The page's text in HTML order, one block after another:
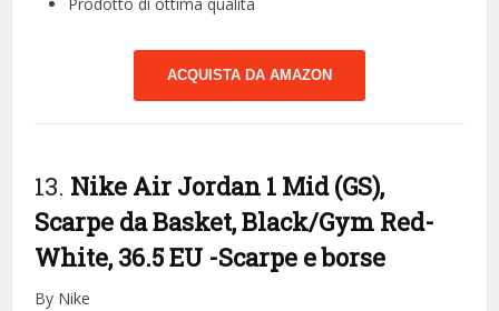
ACQUISTA DA AMAZON
13. Nike Air Jordan 1 Mid (GS),
Scarpe da Basket, Black/Gym Red-
White, 36.5 EU -Scarpe e borse
By Nike